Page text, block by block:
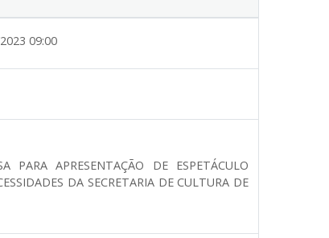
09:00
PARA APRESENTAÇÃO DE ESPETÁCULO
DA SECRETARIA DE CULTURA DE